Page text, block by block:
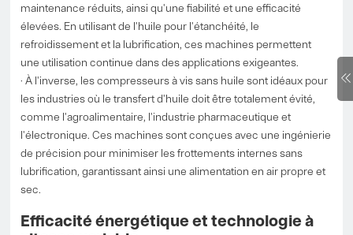
maintenance réduits, ainsi qu'une fiabilité et une efficacité
élevées. En utilisant de l'huile pour l'étanchéité, le
refroidissement et la lubrification, ces machines permettent
une utilisation continue dans des applications exigeantes.
· À l'inverse, les compresseurs à vis sans huile sont idéaux pour
les industries où le transfert d'huile doit être totalement évité,
comme l'agroalimentaire, l'industrie pharmaceutique et
l'électronique. Ces machines sont conçues avec une ingénierie
de précision pour minimiser les frottements internes sans
lubrification, garantissant ainsi une alimentation en air propre et
sec.
Efficacité énergétique et technologie à